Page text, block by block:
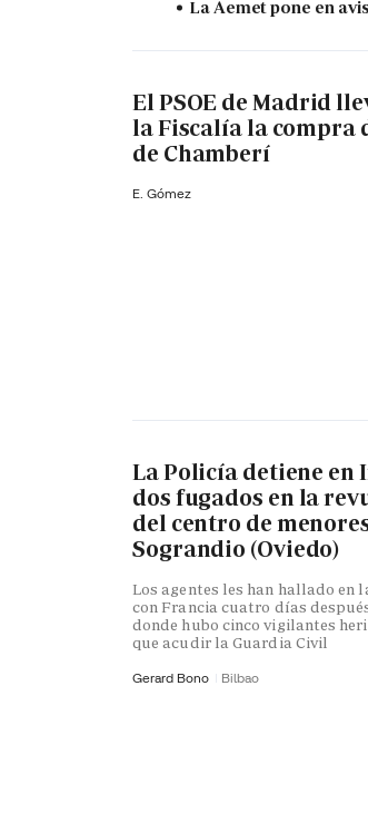
La Aemet pone en
El PSOE de Madrid
la Fiscalía la compra
de Chamberí
E. Gómez
La Policía detiene en
dos fugados en la
del centro de
Sograndio (Oviedo)
Los agentes les han hallado en
con Francia cuatro días
donde hubo cinco vigilantes
que acudir la Guardia Civil
Gerard Bono Bilbao